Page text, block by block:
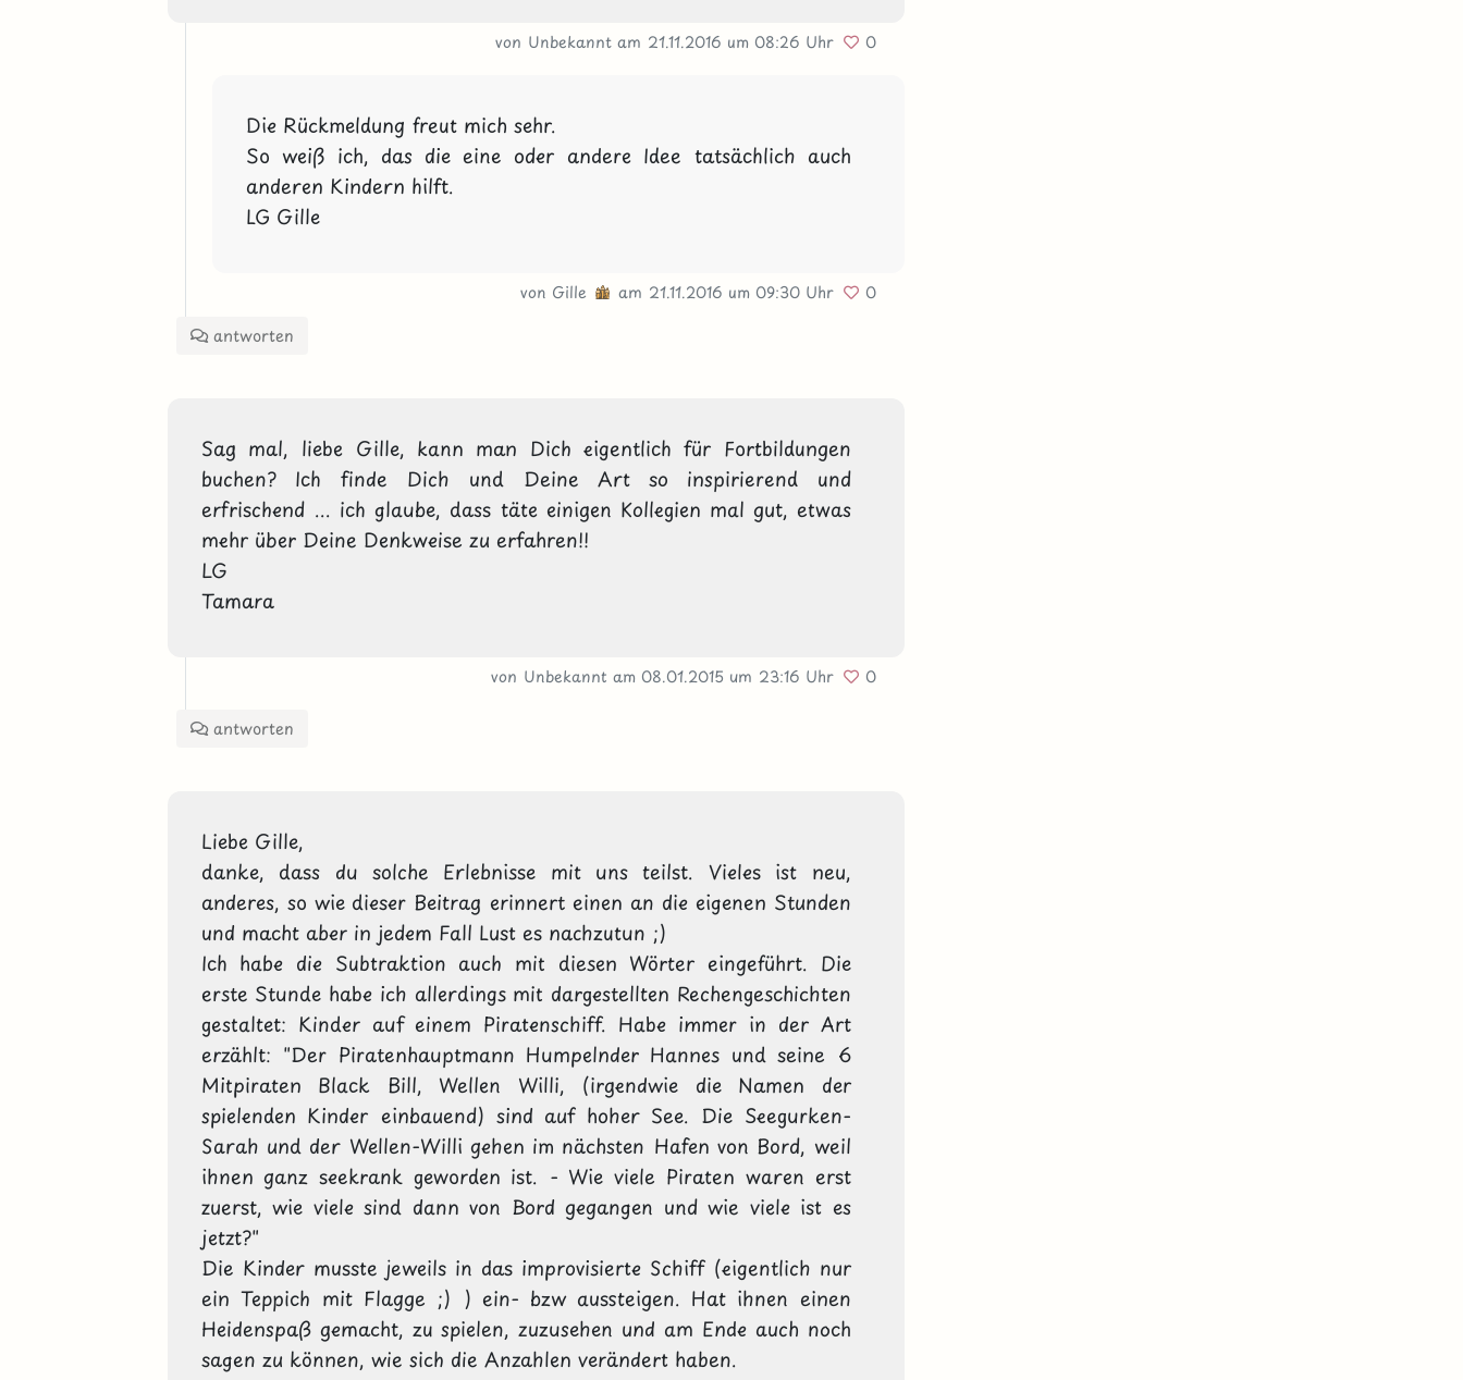
von Unbekanntam 21.11.2016 um 08:26 Uhr 0
Die Rückmeldung freut mich sehr.
So weiß ich, das die eine oder andere Idee tatsächlich auch
anderen Kindern hilft.
LG Gille
von Gille am 21.11.2016 um 09:30 Uhr 0
antworten
Sag mal, liebe Gille, kann man Dich eigentlich für Fortbildungen
buchen? Ich finde Dich und Deine Art so inspirierend und
erfrischend ... ich glaube, dass täte einigen Kollegien mal gut, etwas
mehr über Deine Denkweise zu erfahren!!
LG
Tamara
von Unbekanntam 08.01.2015 um 23:16 Uhr 0
antworten
Liebe Gille,
danke, dass du solche Erlebnisse mit uns teilst. Vieles ist neu,
anderes, so wie dieser Beitrag erinnert einen an die eigenen Stunden
und macht aber in jedem Fall Lust es nachzutun ;)
Ich habe die Subtraktion auch mit diesen Wörter eingeführt. Die
erste Stunde habe ich allerdings mit dargestellten Rechengeschichten
gestaltet: Kinder auf einem Piratenschiff. Habe immer in der Art
erzählt: "Der Piratenhauptmann Humpelnder Hannes und seine 6
Mitpiraten Black Bill, Wellen Willi, (irgendwie die Namen der
spielenden Kinder einbauend) sind auf hoher See. Die Seegurken-
Sarah und der Wellen-Willi gehen im nächsten Hafen von Bord, weil
ihnen ganz seekrank geworden ist. - Wie viele Piraten waren erst
zuerst, wie viele sind dann von Bord gegangen und wie viele ist es
jetzt?"
Die Kinder musste jeweils in das improvisierte Schiff (eigentlich nur
ein Teppich mit Flagge ;) ) ein- bzw aussteigen. Hat ihnen einen
Heidenspaß gemacht, zu spielen, zuzusehen und am Ende auch noch
sagen zu können, wie sich die Anzahlen verändert haben.